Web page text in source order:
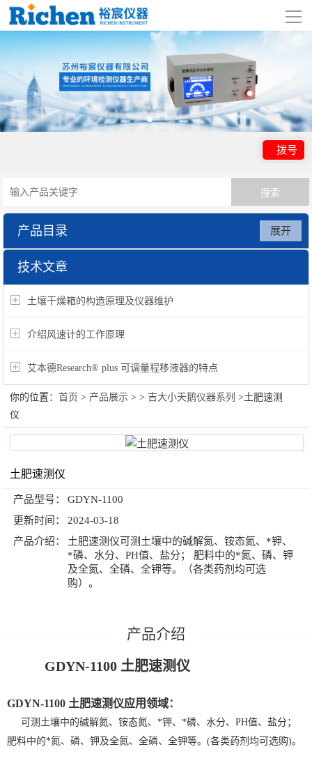
导
航
网站首页
关于我们
产品展示
资讯中心
联系我们
拨号
产品目录
吉大小天鹅仪器系列
展开
技术文章
土壤干燥箱的构造原理及仪器维护
介绍风速计的工作原理
艾本德Research® plus 可调量程移液器的特点
你的位置：首页 > 产品展示 > > 吉大小天鹅仪器系列 >土肥速测
仪
土肥速测仪
产品型号：
GDYN-1100
更新时间：
2024-03-18
产品介绍：
土肥速测仪可测土壤中的碱解氮、铵态氮、*钾、
*磷、水分、PH值、盐分； 肥料中的*氮、磷、钾
及全氮、全磷、全钾等。（各类药剂均可选
购）。
GDYN-1100 土肥速测仪
GDYN-1100 土肥速测仪应用领域：
可测土壤中的碱解氮、铵态氮、*钾、*磷、水分、PH值、盐分；
肥料中的*氮、磷、钾及全氮、全磷、全钾等。(各类药剂均可选购)。